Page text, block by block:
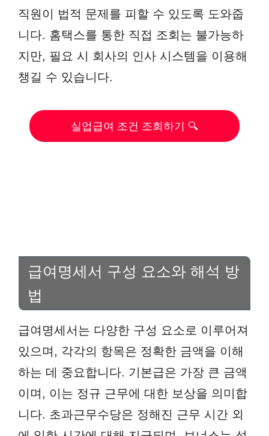
직원이 법적 문제를 피할 수 있도록 도와줍
니다. 홈택스를 통한 직접 조회는 불가능하
지만, 필요 시 회사의 인사 시스템을 이용해
챙길 수 있습니다.
실업급여 조건 조회하기 🔍
급여명세서 구성 요소와 해석 방
법
급여명세서는 다양한 구성 요소로 이루어져
있으며, 각각의 항목은 정확한 금액을 이해
하는 데 중요합니다. 기본급은 가장 큰 금액
이며, 이는 정규 근무에 대한 보상을 의미합
니다. 초과근무수당은 정해진 근무 시간 외